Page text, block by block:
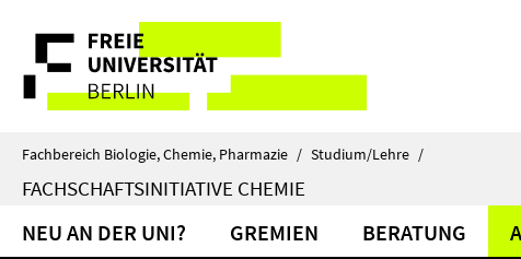
direkt
Inhalt
Service-
Navigation
Fachbereich Biologie, Chemie, Pharmazie / Studium/Lehre /
FACHSCHAFTSINITIATIVE CHEMIE
NEU AN DER UNI? GREMIEN BERATUNG